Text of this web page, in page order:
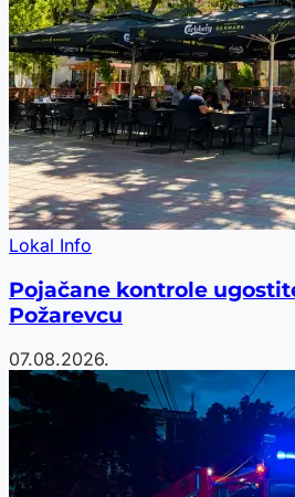
Lokal Info
Pojačane kontrole
Požarevcu
07.08.2026.